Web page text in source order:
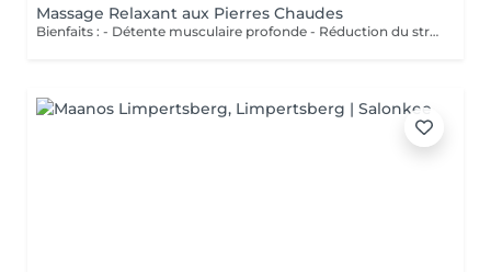
Massage Relaxant aux Pierres Chaudes
Bienfaits : - Détente musculaire profonde - Réduction du stress - Amélioration de la circulation sanguine - Relaxation du corps et de l'esprit